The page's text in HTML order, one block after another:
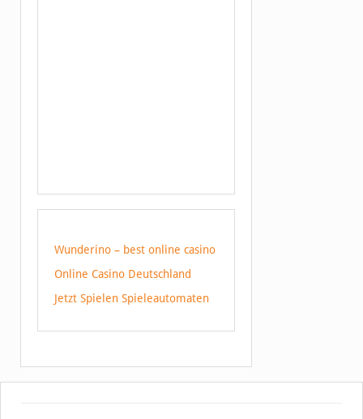
Wunderino – best online casino
Online Casino Deutschland
Jetzt Spielen Spieleautomaten